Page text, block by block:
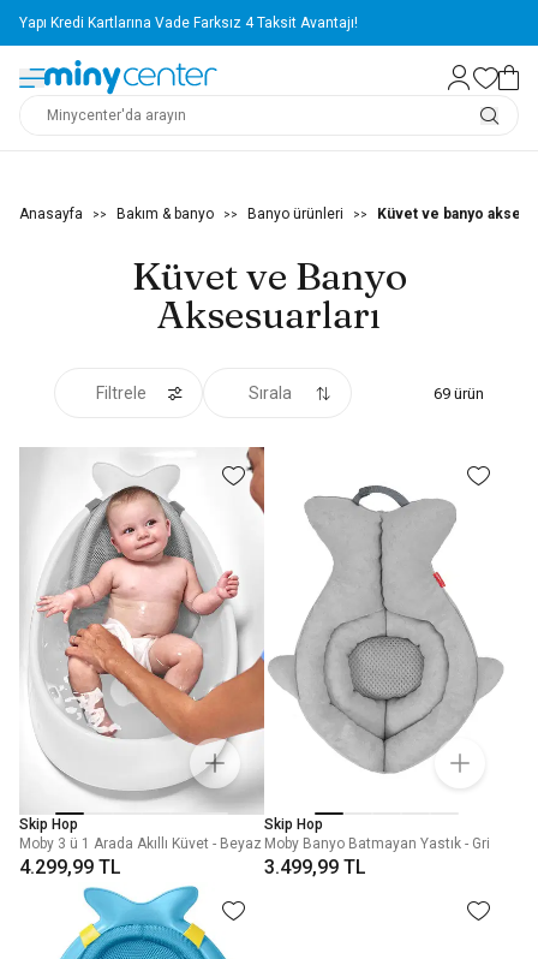
Yapı Kredi Kartlarına Vade Farksız 4 Taksit Avantajı!
Anasayfa >> Bakım & banyo >> Banyo ürünleri >> Küvet ve banyo
Küvet ve Banyo
Aksesuarları
Filtrele Sırala 69 ürün
Skip Hop
Moby 3 ü 1 Arada Akıllı Küvet - Beyaz
4.299,99 TL
Skip Hop
Moby Banyo Batmayan Yastık - Gri
3.499,99 TL